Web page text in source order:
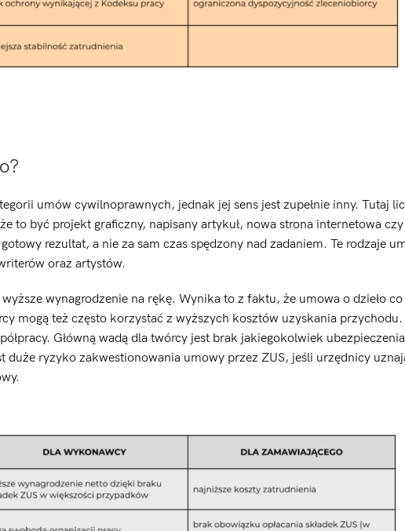
umów cywilnoprawnych, jednak jej sens jest zupełnie inny. Tutaj
to być projekt graficzny, napisany artykuł, nowa strona internetowa
rezultat, a nie za sam czas spędzony nad zadaniem. Te rodzaje
oraz artystów.
wynagrodzenie na rękę. Wynika to z faktu, że umowa o dzieło
mogą też często korzystać z wyższych kosztów uzyskania przychodu.
Główną wadą dla twórcy jest brak jakiegokolwiek
duże ryzyko zakwestionowania umowy przez ZUS, jeśli urzędnicy